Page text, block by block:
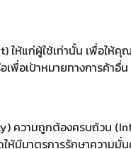
ให้แก่ผู้ใช้เท่านั้น เพื่อให้คุ
พื่อเป้าหมายทางการค้าอื่
ความถูกต้องครบถ้วน
ให้มีมาตรการรักษาความ